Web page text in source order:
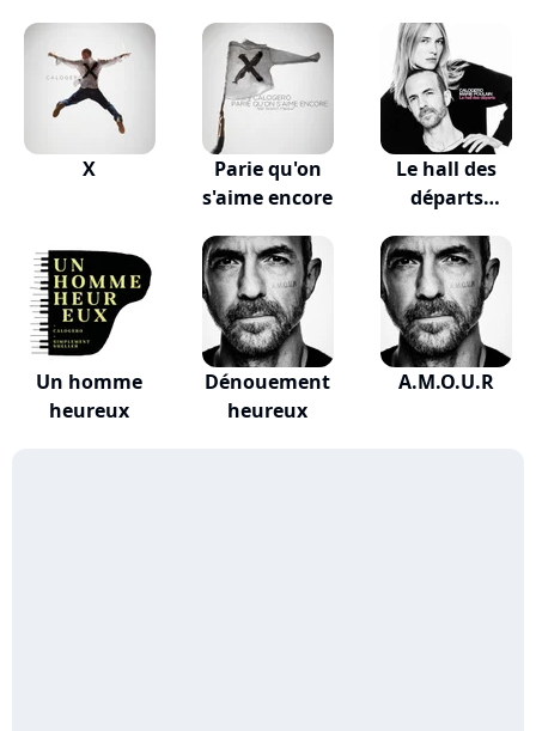
X
Parie qu'on
s'aime encore
Le hall des
départs
Un homme
heureux
Dénouement
heureux
A.M.O.U.R